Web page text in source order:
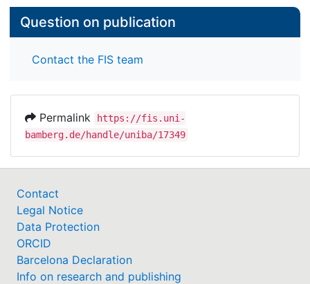
Question on publication
Contact the FIS team
Permalink
https://fis.uni-
bamberg.de/handle/uniba/17349
Contact
Legal Notice
Data Protection
ORCID
Barcelona Declaration
Info on research and publishing